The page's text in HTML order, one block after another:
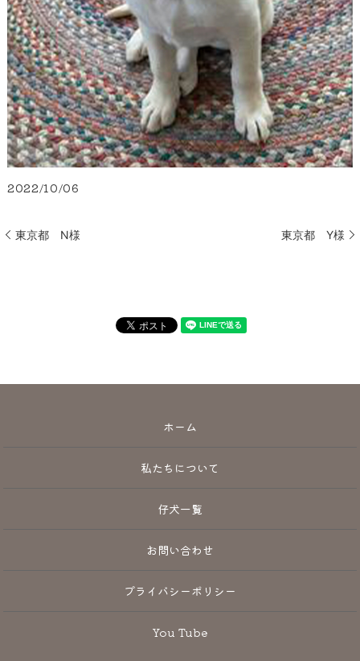
2022/10/06
東京都 N様 東京都 Y様
ホーム
私たちについて
仔犬一覧
お問い合わせ
プライバシーポリシー
You Tube